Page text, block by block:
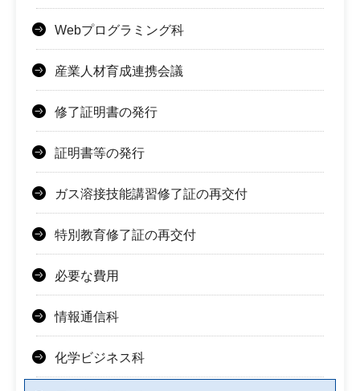
Webプログラミング科
産業人材育成連携会議
修了証明書の発行
証明書等の発行
ガス溶接技能講習修了証の再交付
特別教育修了証の再交付
必要な費用
情報通信科
化学ビジネス科